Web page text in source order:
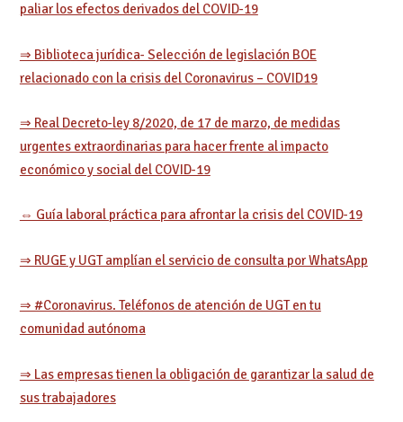
paliar los efectos derivados del COVID-19
⇒ Biblioteca jurídica- Selección de legislación BOE
relacionado con la crisis del Coronavirus – COVID19
⇒ Real Decreto-ley 8/2020, de 17 de marzo, de medidas
urgentes extraordinarias para hacer frente al impacto
económico y social del COVID-19
⇔ Guía laboral práctica para afrontar la crisis del COVID-19
⇒ RUGE y UGT amplían el servicio de consulta por WhatsApp
⇒ #Coronavirus. Teléfonos de atención de UGT en tu
comunidad autónoma
⇒ Las empresas tienen la obligación de garantizar la salud de
sus trabajadores